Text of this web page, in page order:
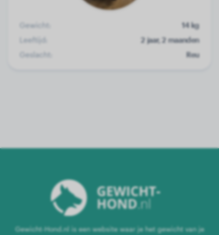
Gewicht:
14 kg
Leeftijd:
2 jaar, 2 maanden
Geslacht:
Reu
Gewicht-Hond.nl is een website waar je het gewicht van je